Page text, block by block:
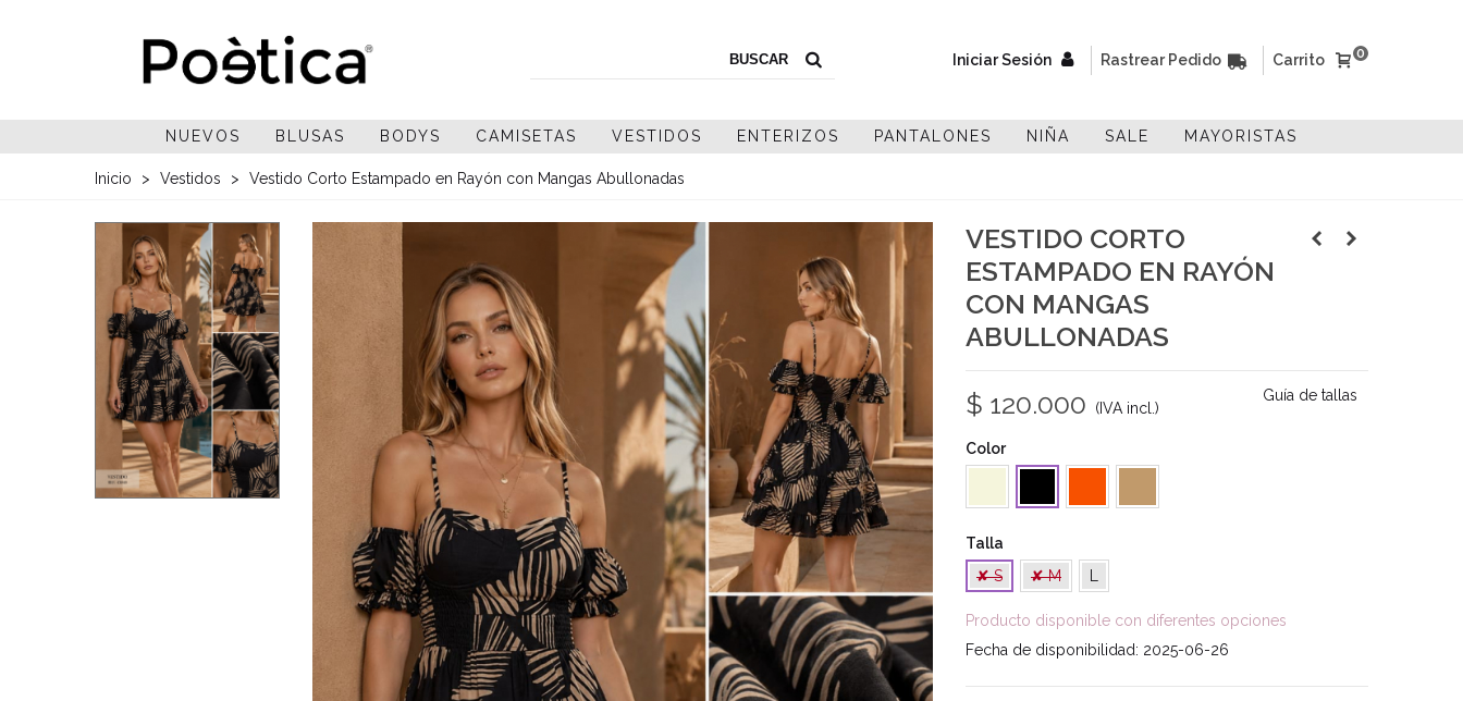
Iniciar Sesión Rastrear Pedido 0
Carrito
NUEVOS BLUSAS BODYS CAMISETAS VESTIDOS ENTERIZOS PANTALONES NIÑA SALE MAYORISTAS
Inicio > Vestidos > Vestido Corto Estampado en Rayón con Mangas Abullonadas
VESTIDO CORTO
ESTAMPADO EN RAYÓN
CON MANGAS
ABULLONADAS
$ 120.000 (IVA incl.)
Guía de tallas
Color
Talla
✘ S
✘ M
Producto disponible con diferentes opciones
Fecha de disponibilidad: 2025-06-26